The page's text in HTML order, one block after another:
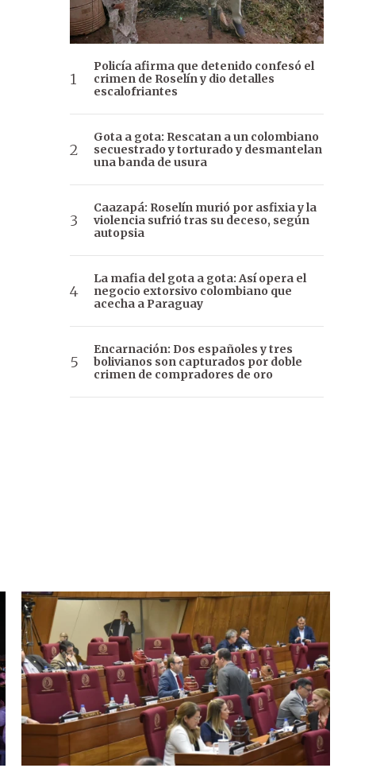
Policía afirma que detenido confesó el
crimen de Roselín y dio detalles
escalofriantes
Gota a gota: Rescatan a un colombiano
secuestrado y torturado y desmantelan
una banda de usura
Caazapá: Roselín murió por asfixia y la
violencia sufrió tras su deceso, según
autopsia
La mafia del gota a gota: Así opera el
negocio extorsivo colombiano que
acecha a Paraguay
Encarnación: Dos españoles y tres
bolivianos son capturados por doble
crimen de compradores de oro